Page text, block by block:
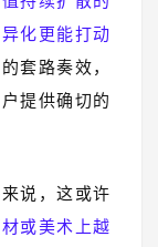
化更能打动
套路奏效，
提供确切的
说，这或许
或美术上越